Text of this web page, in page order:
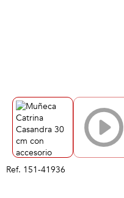
Ref. 151-41936